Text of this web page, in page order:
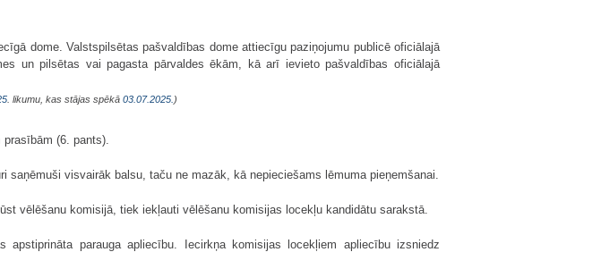
dome. Valstspilsētas pašvaldības dome attiecīgu paziņojumu publicē oficiālajā
un pilsētas vai pagasta pārvaldes ēkām, kā arī ievieto pašvaldības oficiālajā
. likumu, kas stājas spēkā 03.07.2025. )
(6. pants).
visvairāk balsu, taču ne mazāk, kā nepieciešams lēmuma pieņemšanai.
vēlēšanu komisijā, tiek iekļauti vēlēšanu komisijas locekļu kandidātu sarakstā.
parauga apliecību. Iecirkņa komisijas locekļiem apliecību izsniedz